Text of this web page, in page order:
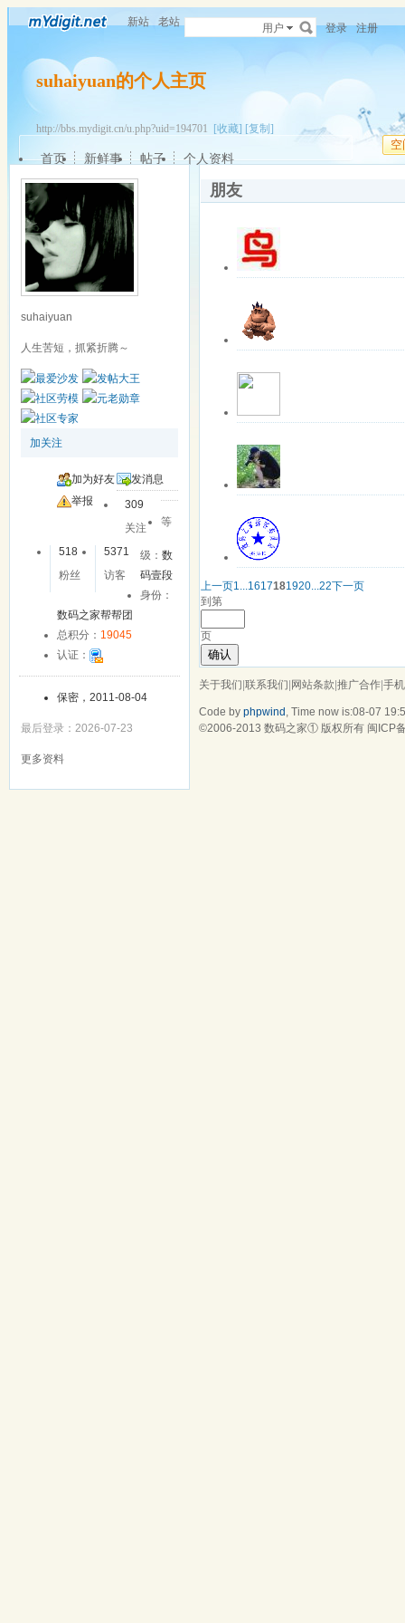
新站 老站 用户 登录 注册
suhaiyuan的个人主页
http://bbs.mydigit.cn/u.php?uid=194701 [收藏] [复制]
空
首页 新鲜事 帖子 个人资料
suhaiyuan
人生苦短，抓紧折腾～
加关注
加为好友
发消息
举报
309
关注
518
粉丝
5371
访客
等
级：数
码壹段
身份：
数码之家帮帮团
总积分： 19045
认证：
保密，2011-08-04
最后登录：2026-07-23
更多资料
朋友
更多操作
顺其自然
该用户暂无签名
更多操作
该用户暂无签名
更多操作
OK
上一页1...1617181920...22下一页
到第
页
确认
关于我们|联系我们|网站条款|推广合作|手
Code by phpwind, Time now is:08-07
©2006-2013 数码之家① 版权所有 闽ICP